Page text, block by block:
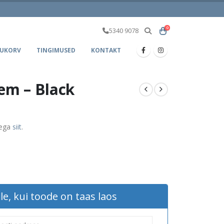
5340 9078 0
TINGIMUSED KONTAKT
– Black
siit.
kui toode on taas laos